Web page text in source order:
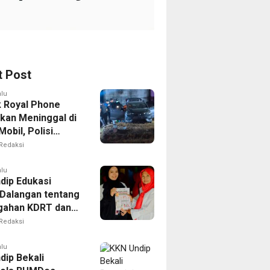
Post
Royal Phone
Meninggal di
Polisi
Redaksi
Edukasi
tentang
KDRT dan
Keluarga
Redaksi
Bekali